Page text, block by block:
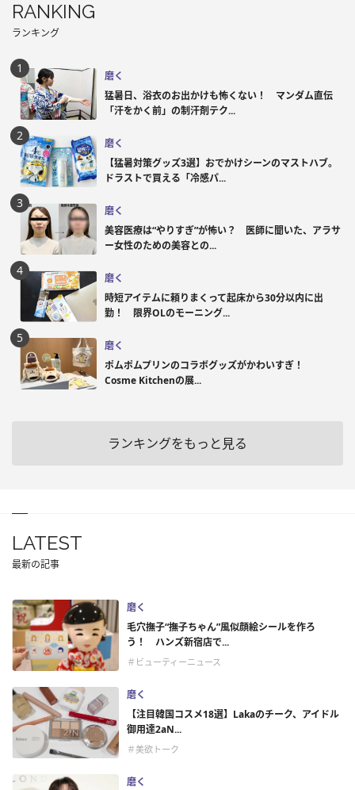
RANKING
ランキング
磨く
猛暑日、浴衣のお出かけも怖くない！ マンダム直伝
「汗をかく前」の制汗剤テク...
磨く
【猛暑対策グッズ3選】おでかけシーンのマストハブ。
ドラストで買える「冷感パ...
磨く
美容医療は“やりすぎ”が怖い？ 医師に聞いた、アラサ
ー女性のための美容との...
磨く
時短アイテムに頼りまくって起床から30分以内に出
勤！ 限界OLのモーニング...
磨く
ポムポムプリンのコラボグッズがかわいすぎ！
Cosme Kitchenの展...
ランキングをもっと見る
LATEST
最新の記事
磨く
毛穴撫子“撫子ちゃん”風似顔絵シールを作ろ
う！ ハンズ新宿店で...
＃ビューティーニュース
磨く
【注目韓国コスメ18選】Lakaのチーク、アイドル
御用達2aN...
＃美欲トーク
磨く